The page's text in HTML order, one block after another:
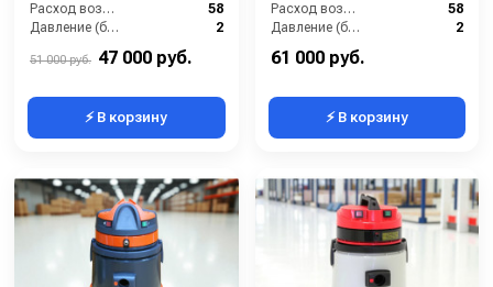
Расход воздуха (л/сек):
58
Давление (бар):
2
51 000 руб. 47 000 руб.
⚡ В корзину
Расход воздуха (л/сек):
58
Давление (бар):
2
Мощность (Вт):
61 000 руб.
⚡ В корзину